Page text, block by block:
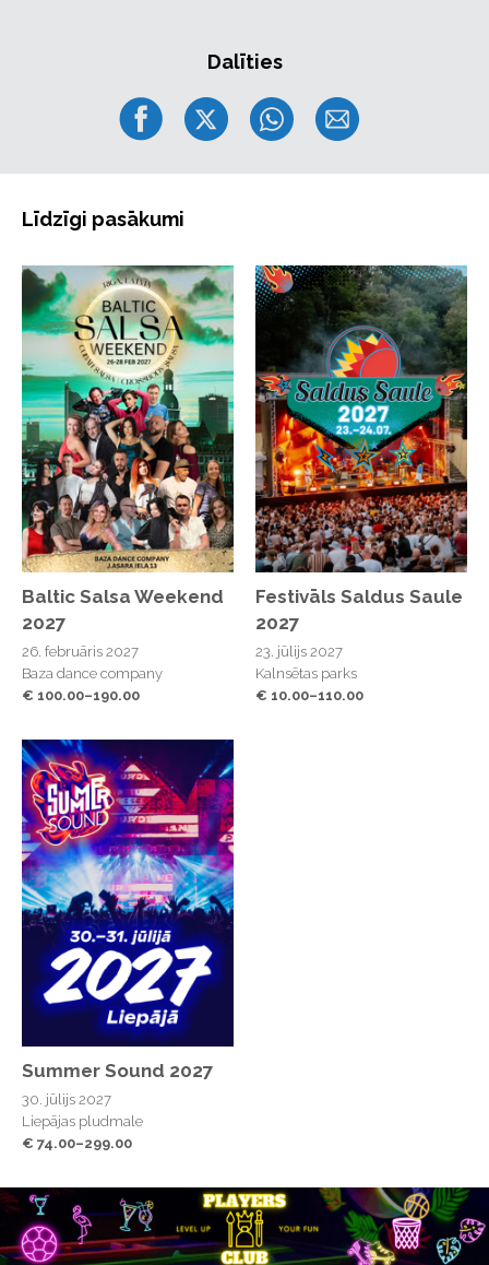
Dalīties
Līdzīgi pasākumi
Baltic Salsa Weekend
2027
26. februāris 2027
Baza dance company
€ 100.00–190.00
Festivāls Saldus Saule
2027
23. jūlijs 2027
Kalnsētas parks
€ 10.00–110.00
Summer Sound 2027
30. jūlijs 2027
Liepājas pludmale
€ 74.00–299.00